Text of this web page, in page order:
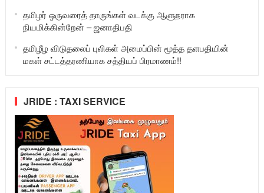
தமிழர் ஒருவரைத் தாருங்கள் வடக்கு ஆளுநராக
நியமிக்கின்றேன் – ஜனாதிபதி
தமிழீழ விடுதலைப் புலிகள் அமைப்பின் மூத்த தளபதியின்
மகள் சட்டத்தரணியாக சத்தியப் பிரமாணம்!!
JRIDE : TAXI SERVICE